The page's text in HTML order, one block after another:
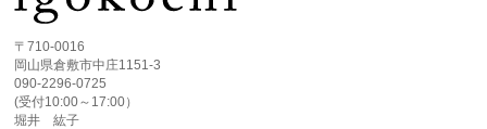
〒710-0016
岡山県倉敷市中庄1151-3
090-2296-0725
(受付10:00～17:00）
堀井 紘子